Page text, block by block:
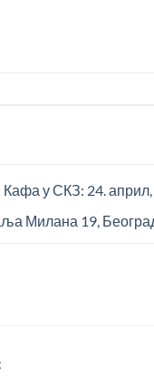
Кафа у СКЗ: 24.
Милана 19,